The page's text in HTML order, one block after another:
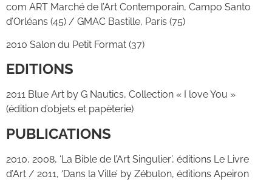
com ART Marché de l’Art Contemporain, Campo Santo
d’Orléans (45) / GMAC Bastille, Paris (75)
2010 Salon du Petit Format (37)
EDITIONS
2011 Blue Art by G Nautics, Collection « I love You »
(édition d’objets et papèterie)
PUBLICATIONS
2010, 2008, ‘La Bible de l’Art Singulier’, éditions Le Livre
d’Art / 2011, ‘Dans la Ville’ by Zébulon, éditions Apeiron